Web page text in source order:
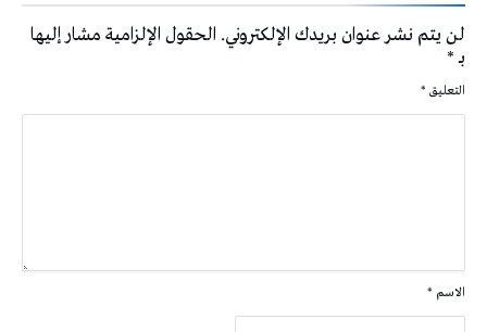
لن يتم نشر عنوان بريدك الإلكتروني. الحقول الإلزامية مشار إليها
بـ*
التعليق *
الاسم *